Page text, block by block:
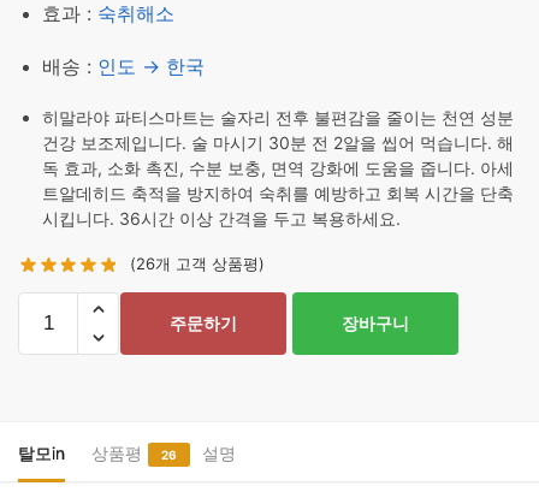
효과 : 숙취해소
배송 : 인도 → 한국
히말라야 파티스마트는 술자리 전후 불편감을 줄이는 천연 성분
건강 보조제입니다. 술 마시기 30분 전 2알을 씹어 먹습니다. 해
독 효과, 소화 촉진, 수분 보충, 면역 강화에 도움을 줍니다. 아세
트알데히드 축적을 방지하여 숙취를 예방하고 회복 시간을 단축
시킵니다. 36시간 이상 간격을 두고 복용하세요.
(26개 고객 상품평)
티
스
주문하기 장바구니
탈모in 상품평 26 설명